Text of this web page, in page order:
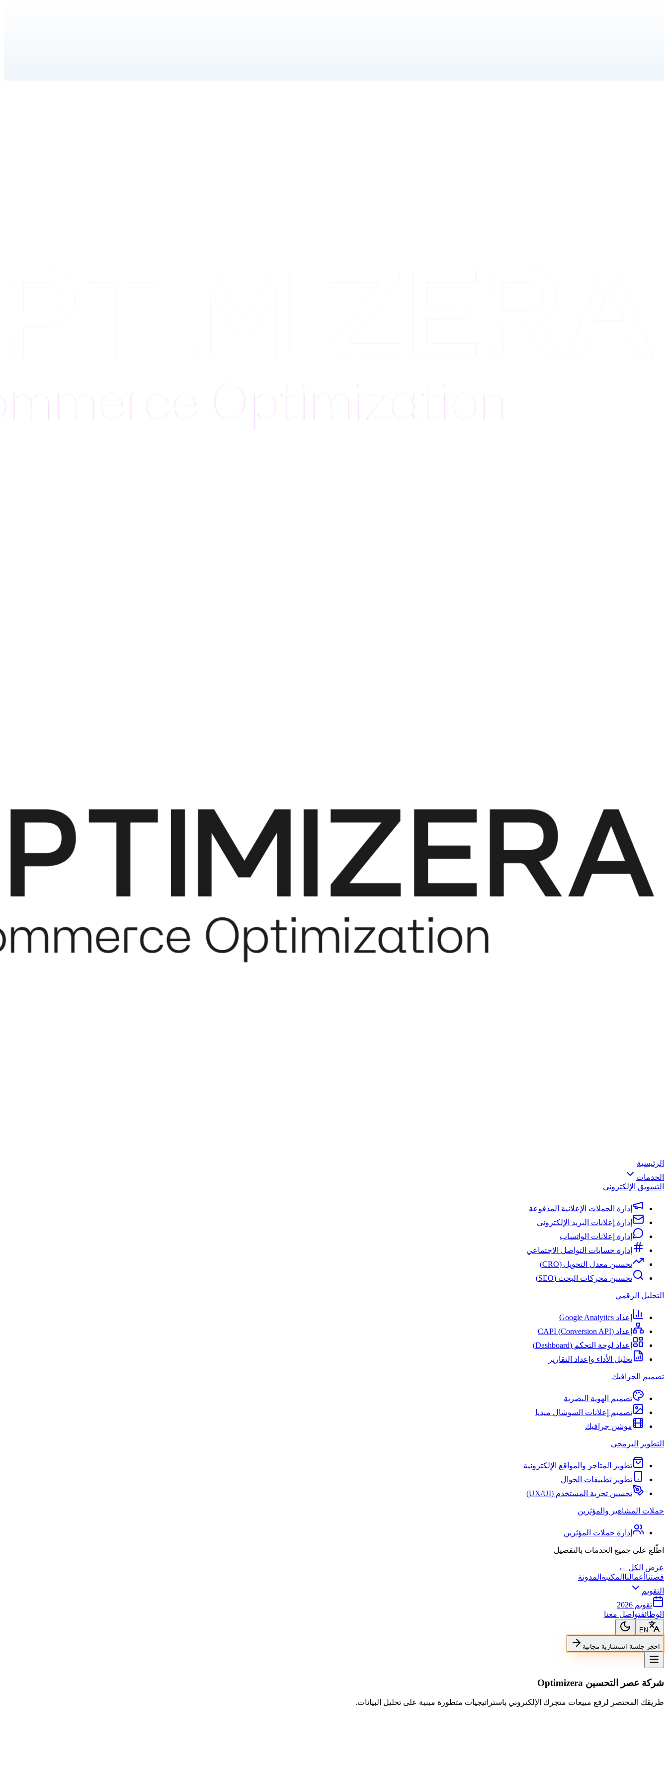
الرئيسية
الخدمات
التسويق الإلكتروني
إدارة الحملات الإعلانية المدفوعة
إدارة إعلانات البريد الإلكتروني
إدارة إعلانات الواتساب
إدارة حسابات التواصل الاجتماعي
تحسين معدل التحويل (CRO)
تحسين محركات البحث (SEO)
التحليل الرقمي
إعداد Google Analytics
إعداد CAPI (Conversion API)
إعداد لوحة التحكم (Dashboard)
تحليل الأداء وإعداد التقارير
تصميم الجرافيك
تصميم الهوية البصرية
تصميم إعلانات السوشال ميديا
موشن جرافيك
التطوير البرمجي
تطوير المتاجر والمواقع الإلكترونية
تطوير تطبيقات الجوال
تحسين تجربة المستخدم (UX/UI)
حملات المشاهير والمؤثرين
إدارة حملات المؤثرين
اطّلع على جميع الخدمات بالتفصيل
عرض الكل ←
قصتنا أعمالنا المكتبة المدونة
التقويم
تقويم 2026
الوظائفتواصل معنا
EN
احجز جلسة استشارية مجانية
شركة عصر التحسين Optimizera
طريقك المختصر لرفع مبيعات متجرك الإلكتروني باستراتيجيات متطورة مبنية على تحليل البيانات.